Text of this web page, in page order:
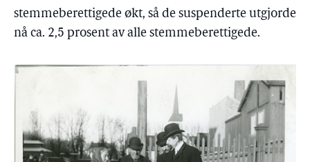
stemmeberettigede økt, så de suspenderte utgjorde
nå ca. 2,5 prosent av alle stemmeberettigede.